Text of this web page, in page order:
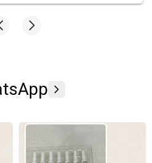
недосып. У Sunshine
здесь🫶🏼